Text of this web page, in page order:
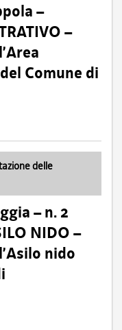
–
–
Comune di
delle
– n. 2
NIDO –
nido